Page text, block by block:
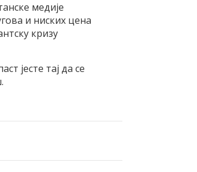
медије
и ниских цена
кризу
јесте тај да се